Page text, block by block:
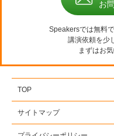
お
Speakersでは無料
講演依頼を少
まずはお
TOP
サイトマップ